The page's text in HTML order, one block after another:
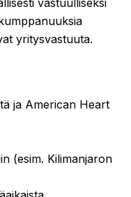
yritysvastuuta.
ja American Heart
(esim. Kilimanjaron